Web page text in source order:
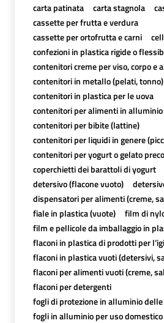
carta patinata
carta stagnola
cassette per frutta e verdura
cassette per ortofrutta e carni
confezioni in plastica rigide o
contenitori creme per viso, corpo e
contenitori in metallo (pelati, tonno)
contenitori in plastica per le uova
contenitori per alimenti in alluminio
contenitori per bibite (lattine)
contenitori per liquidi in genere
contenitori per yogurt o gelato
coperchietti dei barattoli di yogurt
detersivo (flacone vuoto)
dispensatori per alimenti (creme,
fiale in plastica (vuote)
film di
film e pellicole da imballaggio in
flaconi in plastica di prodotti per
flaconi in plastica vuoti (detersivi,
flaconi per alimenti vuoti (creme,
flaconi per detergenti
fogli di protezione in alluminio delle
fogli in alluminio per uso domestico